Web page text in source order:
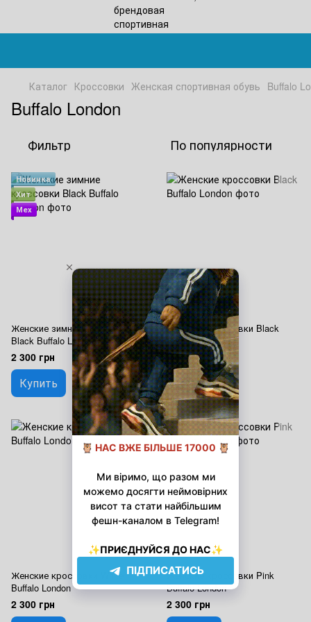
Каталог Кроссовки Женская спортивная обувь Buffalo
Buffalo London
Фильтр По популярности
Новинка
Хит
Мех
Женские зимние кроссовки
Black Buffalo London
2 300 грн
Купить
Женские кроссовки Black
Buffalo London
2 300 грн
Купить
Женские кроссовки White
Buffalo London
2 300 грн
Женские кроссовки Pink
Buffalo London
2 300 грн